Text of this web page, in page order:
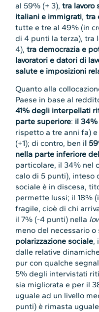
al 59% (+ 3),tra lavoro
italiani e immigrati,tra
tutte e tre al 49% (in
di 4 punti la terza), tra
4),tra democrazia e
lavoratori e datori di
salute e imposizioni
Quanto alla
Paese in base al
41% degli interpellati
parte superiore: il
rispetto a tre anni fa) e
(+1); di contro, ben il
nella parte inferiore
particolare, il 34% nel
calo di 5 punti), inteso
sociale è in discesa,
permette lussi; il 18%
fragile, cioè di chi
il 7% (-4 punti) nella
meno del necessario
polarizzazione sociale,
dalle relative
pur con qualche
5% degli intervistati
sia migliorata e per il
uguale ad un livello
punti) è rimasta